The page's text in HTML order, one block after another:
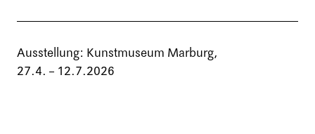
Ausstellung: Kunstmuseum Marburg,
27.4. – 12.7.2026